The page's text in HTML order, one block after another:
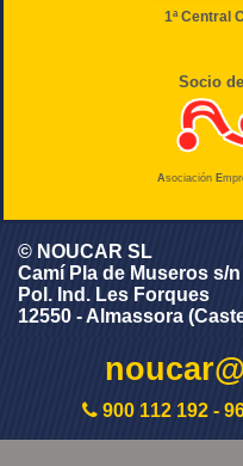
1ª Central
Socio
Asociación E
© NOUCAR SL
Camí Pla de Museros s/n
Pol. Ind. Les Forques
12550 - Almassora
900 112 192 -